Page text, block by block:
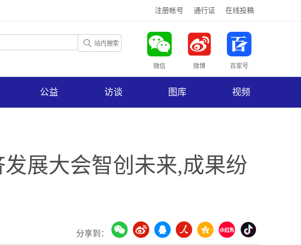
注册帐号 通行证 在线投稿
微信 微博 百家号
公益 访谈 图库 视频
展大会智创未来,成果纷
分享到：